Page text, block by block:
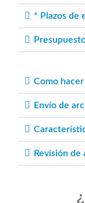
* Plazos de
Como
Envío de
Revisión de